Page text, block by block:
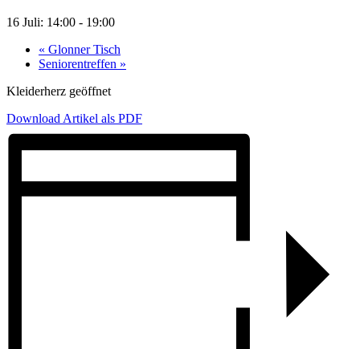
16 Juli: 14:00 - 19:00
« Glonner Tisch
Seniorentreffen »
Kleiderherz geöffnet
Download Artikel als PDF